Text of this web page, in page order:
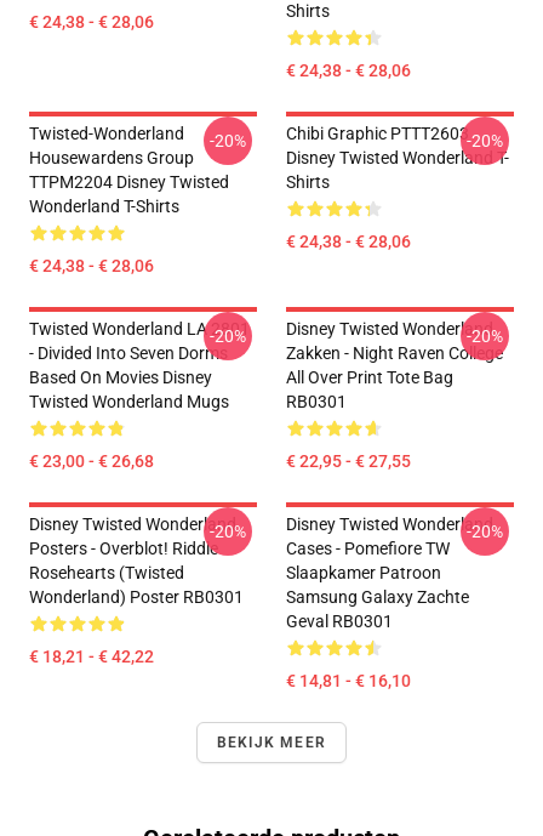
€ 24,38 - € 28,06
Shirts
€ 24,38 - € 28,06
Twisted-Wonderland
Housewardens Group
TTPM2204 Disney Twisted
Wonderland T-Shirts
€ 24,38 - € 28,06
-20%
Chibi Graphic PTTT2603
Disney Twisted Wonderland T-
Shirts
€ 24,38 - € 28,06
-20%
Twisted Wonderland LA 2801
- Divided Into Seven Dorms
Based On Movies Disney
Twisted Wonderland Mugs
€ 23,00 - € 26,68
-20%
Disney Twisted Wonderland
Zakken - Night Raven College
All Over Print Tote Bag
RB0301
€ 22,95 - € 27,55
-20%
Disney Twisted Wonderland
Posters - Overblot! Riddle
Rosehearts (Twisted
Wonderland) Poster RB0301
€ 18,21 - € 42,22
-20%
Disney Twisted Wonderland
Cases - Pomefiore TW
Slaapkamer Patroon
Samsung Galaxy Zachte
Geval RB0301
€ 14,81 - € 16,10
-20%
BEKIJK MEER